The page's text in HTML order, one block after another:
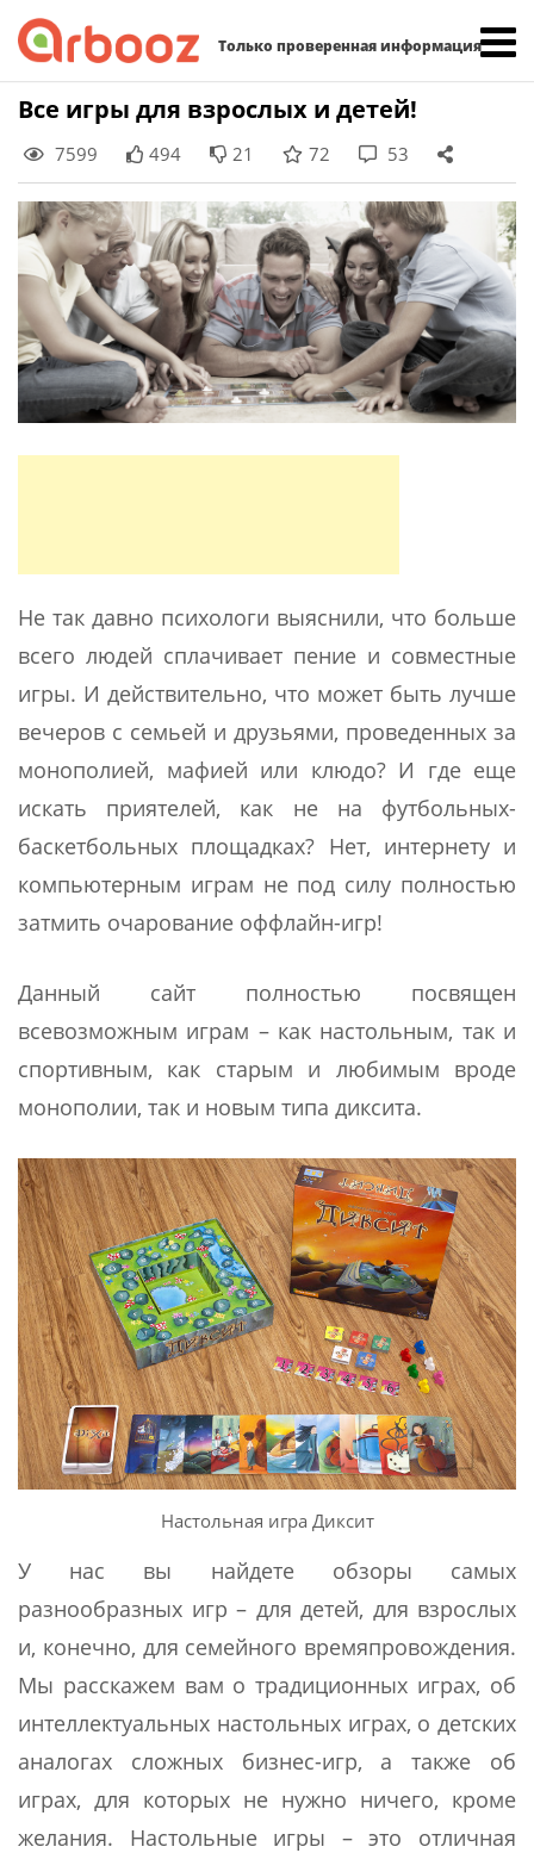
Только проверенная информация
Skip
content
Все игры для взрослых и детей!
7599 494 21 72 53
Не так давно психологи выяснили, что больше
всего людей сплачивает пение и совместные
игры. И действительно, что может быть лучше
вечеров с семьей и друзьями, проведенных за
монополией, мафией или клюдо? И где еще
искать приятелей, как не на футбольных-
баскетбольных площадках? Нет, интернету и
компьютерным играм не под силу полностью
затмить очарование оффлайн-игр!
Данный сайт полностью посвящен
всевозможным играм – как настольным, так и
спортивным, как старым и любимым вроде
монополии, так и новым типа диксита.
Настольная игра Диксит
У нас вы найдете обзоры самых
разнообразных игр – для детей, для взрослых
и, конечно, для семейного времяпровождения.
Мы расскажем вам о традиционных играх, об
интеллектуальных настольных играх, о детских
аналогах сложных бизнес-игр, а также об
играх, для которых не нужно ничего, кроме
желания. Настольные игры – это отличная
Найти: